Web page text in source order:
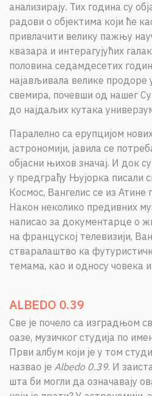
анализирају. Тих година су
радови о објектима који ће
привлачити велику пажњу
квазара и интерагујућих
половина седамдесетих
најављивала велике продоре
свемира, почевши од нашег
до најдаљих кутака
Паралелно са ерупцијом
астрономији, јавила се
објасни њихов значај. И док
у предграђу Њујорка писали
Космос, Вангелис се из Атине
Након неколико предивних
написао за документарце о
на француској телевизији,
стваралаштво ка
темама, као и односу човека
ALBEDO 0.39
Све је почело са изградњом
оазе, музичког студија по
Први албум који је у том
назвао је Albedo 0.39. И
шта би могли да означавају